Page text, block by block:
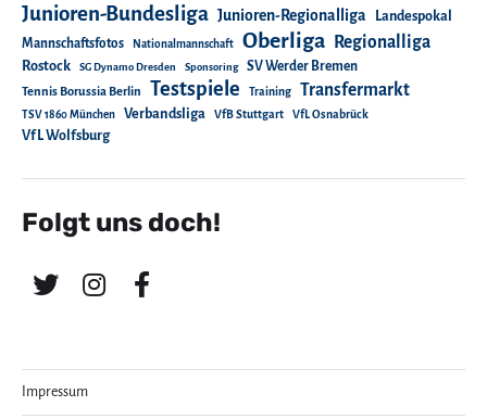
Junioren-Bundesliga Junioren-Regionalliga
Landespokal
Mannschaftsfotos
Nationalmannschaft Oberliga Regionalliga
Rostock SG Dynamo Dresden Sponsoring SV Werder Bremen
Tennis Borussia Berlin Testspiele Training Transfermarkt
TSV 1860 München Verbandsliga VfB Stuttgart VfL Osnabrück
VfL Wolfsburg
Folgt uns doch!
Impressum